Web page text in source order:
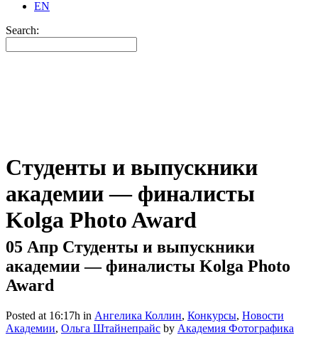
EN
Search:
Студенты и выпускники
академии — финалисты
Kolga Photo Award
05 Апр Студенты и выпускники
академии — финалисты Kolga Photo
Award
Posted at 16:17h in Ангелика Коллин, Конкурсы, Новости
Академии, Ольга Штайнепрайс by Академия Фотографика